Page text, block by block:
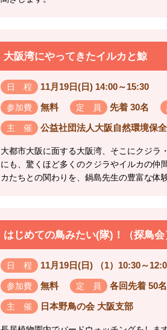
大阪湾にやってきたイルカと鯨
日 程 11月19日(日) 14:00～15:30
参加費 無料 定 員 先着 30名
主 催 公益社団法人大阪自然環境保
大都市大阪に面する大阪湾、そこにクジラ
にも、驚くほど多くのクジラやイルカの仲
カたちとの関わりを、鍋島先生の豊富な体
はじめての鳥みたい(隊)！（探鳥会
日 程 11月19日(日) （1）10:30～
参加費 無料 定 員 各回先着 50名
主 催 日本野鳥の会 大阪支部